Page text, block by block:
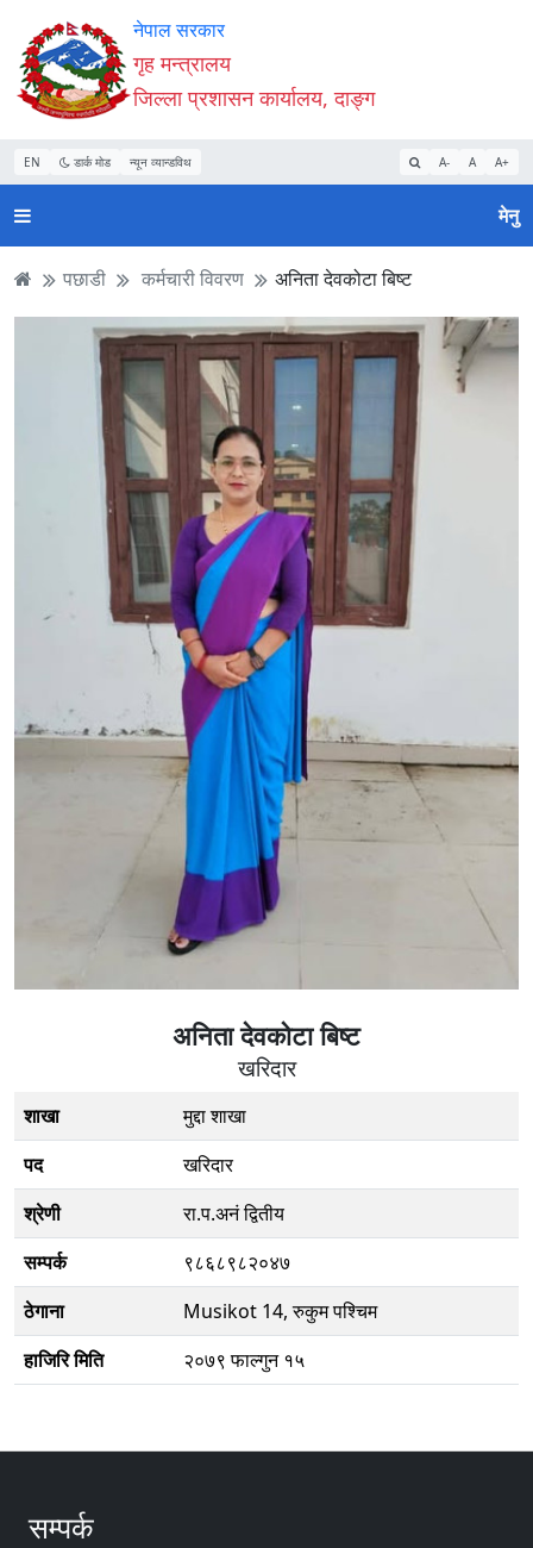
Accessibility
Mode
सुरु
गर्नुहोस्
सामाग्री
पढ्नुहाेस्
नेभिगेसन
पढ्नुहाेस्
वेबसाइट
खोजमा
जानुहोस्
नेपाल सरकार
गृह मन्त्रालय
जिल्ला प्रशासन कार्यालय, दाङ्ग
EN डार्क मोड न्यून व्यान्डविथ A- A A+
मेनु
पछाडी कर्मचारी विवरण अनिता देवकोटा बिष्ट
अनिता देवकोटा बिष्ट
खरिदार
शाखा
मुद्दा शाखा
पद
खरिदार
श्रेणी
रा.प.अनं द्वितीय
सम्पर्क
९८६८९८२०४७
ठेगाना
Musikot 14, रुकुम पश्चिम
हाजिरि मिति
२०७९ फाल्गुन १५
सम्पर्क